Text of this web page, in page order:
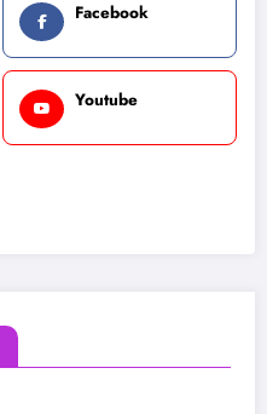
Facebook
Youtube